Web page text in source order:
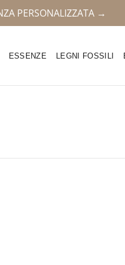
PERSONALIZZATA →
ESSENZE LEGNI FOSSILI